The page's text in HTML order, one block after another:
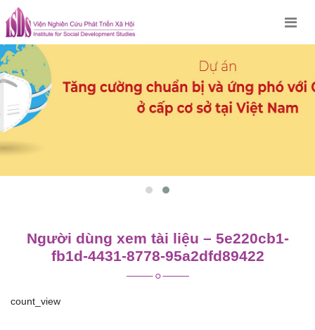
Skip
to
content
Người dùng xem tài liệu – 5e220cb1-
fb1d-4431-8778-95a2dfd89422
count_view